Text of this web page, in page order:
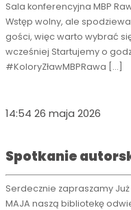
Sala konferencyjna MBP
Wstęp wolny, ale
gości, więc warto wybrać
wcześniej Startujemy o
#KoloryZławMBPRawa […]
14:54 26 maja 2026
Spotkanie
Serdecznie zapraszamy Już
MAJA naszą bibliotekę